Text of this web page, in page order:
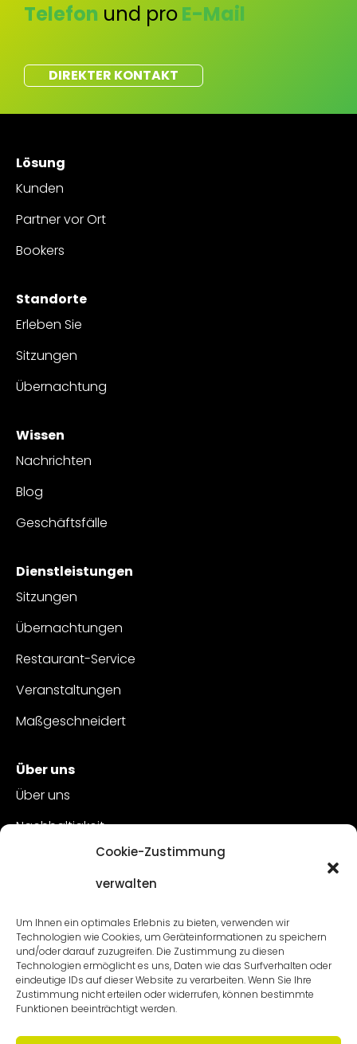
Cookie-Zustimmung
verwalten
Um Ihnen ein optimales Erlebnis zu bieten, verwenden wir
Technologien wie Cookies, um Geräteinformationen zu speichern
und/oder darauf zuzugreifen. Die Zustimmung zu diesen
Technologien ermöglicht es uns, Daten wie das Surfverhalten oder
eindeutige IDs auf dieser Website zu verarbeiten. Wenn Sie Ihre
Zustimmung nicht erteilen oder widerrufen, können bestimmte
Funktionen beeinträchtigt werden.
Telefon und proE-Mail
DIREKTER KONTAKT
Lösung
Kunden
Partner vor Ort
Bookers
Standorte
Erleben Sie
Sitzungen
Übernachtung
Wissen
Nachrichten
Blog
Geschäftsfälle
Dienstleistungen
Sitzungen
Übernachtungen
Restaurant-Service
Veranstaltungen
Maßgeschneidert
Über uns
Über uns
Nachhaltigkeit
Kundenbetreuung
Offene Stellen
Kontakt